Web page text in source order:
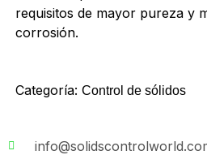
requisitos de mayor pureza y
corrosión.
Categoría: Control de sólidos